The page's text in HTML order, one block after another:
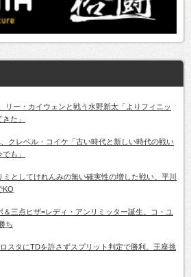
リー・カイウェンと戦う水野新太「よりフィニッ
た」
、クレベル・コイケ「古い時代と新しい時代の戦い
も」
ミとしてけれんみの無い確実性の増した戦い。平川
KO
＆三点ヒザ=レディ・アンリミッター誕生。コ・ユ
ち
ロスタにTDを許さずスプリット判定で勝利。王座挑